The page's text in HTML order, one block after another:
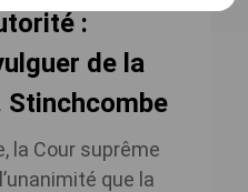
:
de la
Stinchcombe
la Cour suprême
que la